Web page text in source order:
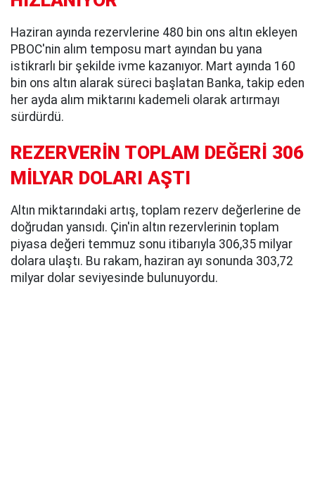
Haziran ayında rezervlerine 480 bin ons altın ekleyen
PBOC'nin alım temposu mart ayından bu yana
istikrarlı bir şekilde ivme kazanıyor. Mart ayında 160
bin ons altın alarak süreci başlatan Banka, takip eden
her ayda alım miktarını kademeli olarak artırmayı
sürdürdü.
REZERVERİN TOPLAM DEĞERİ 306
MİLYAR DOLARI AŞTI
Altın miktarındaki artış, toplam rezerv değerlerine de
doğrudan yansıdı. Çin'in altın rezervlerinin toplam
piyasa değeri temmuz sonu itibarıyla 306,35 milyar
dolara ulaştı. Bu rakam, haziran ayı sonunda 303,72
milyar dolar seviyesinde bulunuyordu.